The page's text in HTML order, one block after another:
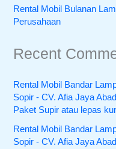
Rental Mobil Bulanan
Perusahaan
Recent
Rental Mobil Bandar
Sopir - CV. Afia Jaya
Paket Supir atau lepas
Rental Mobil Bandar
Sopir - CV. Afia Jaya